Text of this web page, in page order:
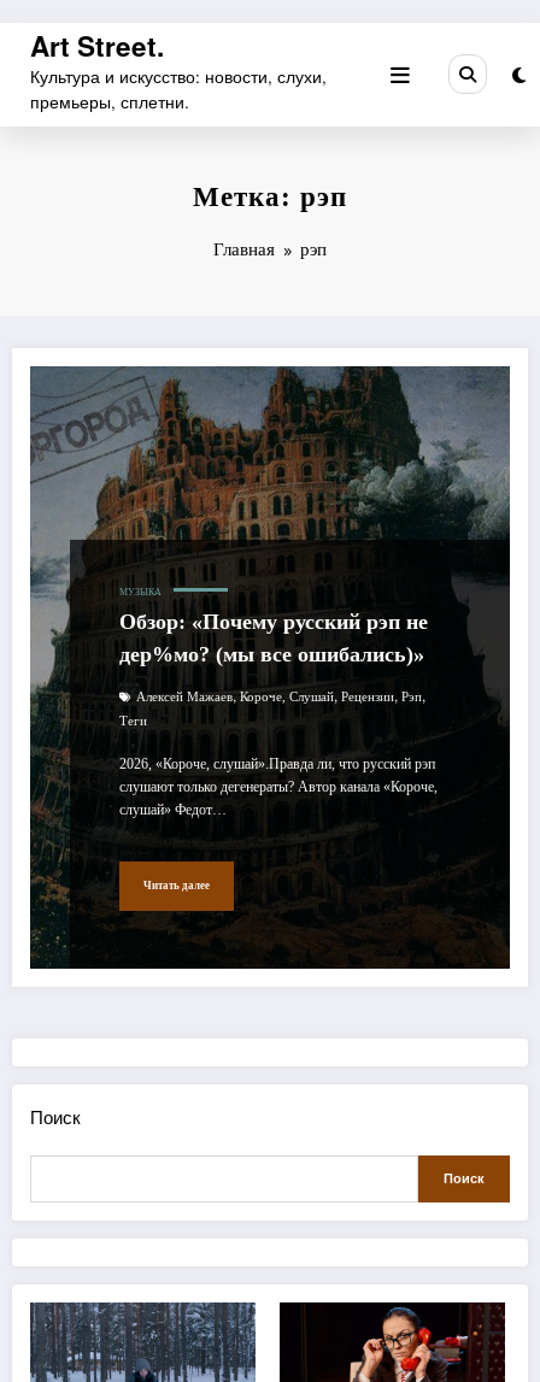
Перейти
содержимому
Art Street.
Культура и искусство: новости, слухи,
премьеры, сплетни.
Метка: рэп
Главная рэп
МУЗЫКА
Обзор: «Почему русский рэп не
дер%мо? (мы все ошибались)»
Алексей Мажаев,Короче, Слушай, Рецензии, Рэп,
Теги
2026, «Короче, слушай».Правда ли, что русский рэп
слушают только дегенераты? Автор канала «Короче,
слушай» Федот…
Читать далее
Поиск
Поиск